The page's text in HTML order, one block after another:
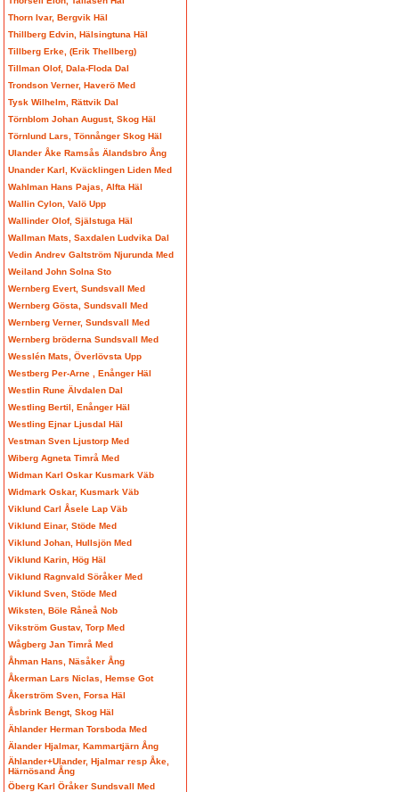
Thorn Ivar, Bergvik Häl
Thillberg Edvin, Hälsingtuna Häl
Tillberg Erke, (Erik Thellberg)
Tillman Olof, Dala-Floda Dal
Trondson Verner, Haverö Med
Tysk Wilhelm, Rättvik Dal
Törnblom Johan August, Skog Häl
Törnlund Lars, Tönnånger Skog Häl
Ulander Åke Ramsås Älandsbro Ång
Unander Karl, Kväcklingen Liden Med
Wahlman Hans Pajas, Alfta Häl
Wallin Cylon, Valö Upp
Wallinder Olof, Själstuga Häl
Wallman Mats, Saxdalen Ludvika Dal
Vedin Andrev Galtström Njurunda Med
Weiland John Solna Sto
Wernberg Evert, Sundsvall Med
Wernberg Gösta, Sundsvall Med
Wernberg Verner, Sundsvall Med
Wernberg bröderna Sundsvall Med
Wesslén Mats, Överlövsta Upp
Westberg Per-Arne , Enånger Häl
Westlin Rune Älvdalen Dal
Westling Bertil, Enånger Häl
Westling Ejnar Ljusdal Häl
Vestman Sven Ljustorp Med
Wiberg Agneta Timrå Med
Widman Karl Oskar Kusmark Väb
Widmark Oskar, Kusmark Väb
Viklund Carl Åsele Lap Väb
Viklund Einar, Stöde Med
Viklund Johan, Hullsjön Med
Viklund Karin, Hög Häl
Viklund Ragnvald Söråker Med
Viklund Sven, Stöde Med
Wiksten, Böle Råneå Nob
Vikström Gustav, Torp Med
Wågberg Jan Timrå Med
Åhman Hans, Näsåker Ång
Åkerman Lars Niclas, Hemse Got
Åkerström Sven, Forsa Häl
Åsbrink Bengt, Skog Häl
Ählander Herman Torsboda Med
Älander Hjalmar, Kammartjärn Ång
Ählander+Ulander, Hjalmar resp Åke,
Härnösand Ång
Öberg Karl Öråker Sundsvall Med